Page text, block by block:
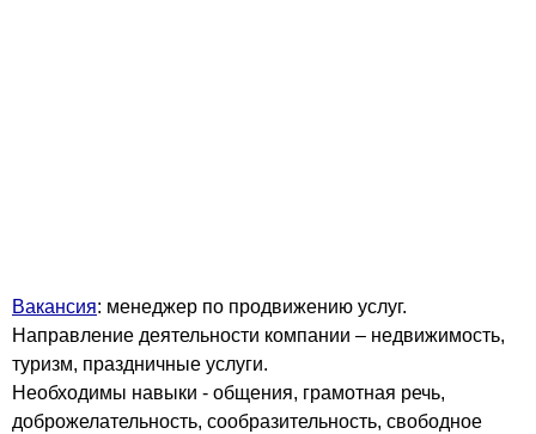
Вакансия: менеджер по продвижению услуг.
Направление деятельности компании – недвижимость,
туризм, праздничные услуги.
Необходимы навыки - общения, грамотная речь,
доброжелательность, сообразительность, свободное